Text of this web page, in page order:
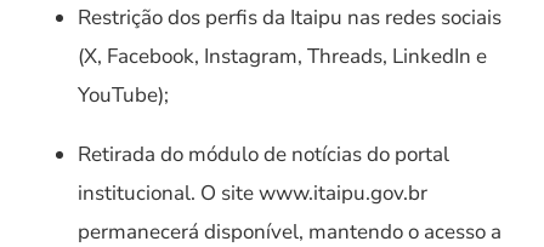
Restrição dos perfis da Itaipu nas redes sociais
(X, Facebook, Instagram, Threads, LinkedIn e
YouTube);
Retirada do módulo de notícias do portal
institucional. O site www.itaipu.gov.br
permanecerá disponível, mantendo o acesso a